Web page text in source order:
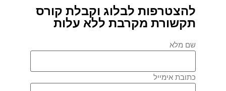
להצטרפות לבלוג וקבלת קורס
תקשורת מקרבת ללא עלות
שם מלא
כתובת אימייל